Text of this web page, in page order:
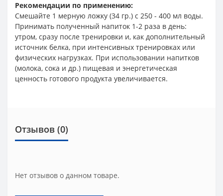
Рекомендации по применению:
Cмешайте 1 мерную ложку (34 гр.) с 250 - 400 мл воды.
Принимать полученный напиток 1-2 раза в день:
утром, сразу после тренировки и, как дополнительный
источник белка, при интенсивных тренировках или
физических нагрузках. При использовании напитков
(молока, сока и др.) пищевая и энергетическая
ценность готового продукта увеличивается.
Отзывов (0)
Нет отзывов о данном товаре.